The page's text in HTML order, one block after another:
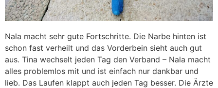
Nala macht sehr gute Fortschritte. Die Narbe hinten ist
schon fast verheilt und das Vorderbein sieht auch gut
aus. Tina wechselt jeden Tag den Verband – Nala macht
alles problemlos mit und ist einfach nur dankbar und
lieb. Das Laufen klappt auch jeden Tag besser. Die Ärzte